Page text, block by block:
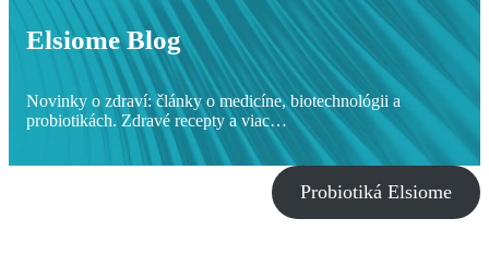
Elsiome Blog
Novinky o zdraví: články o medicíne, biotechnológii a
probiotikách. Zdravé recepty a viac…
Probiotiká Elsiome